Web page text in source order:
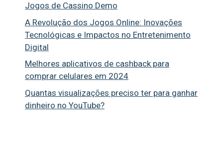
Jogos de Cassino Demo
A Revolução dos Jogos Online: Inovações
Tecnológicas e Impactos no Entretenimento
Digital
Melhores aplicativos de cashback para
comprar celulares em 2024
Quantas visualizações preciso ter para ganhar
dinheiro no YouTube?